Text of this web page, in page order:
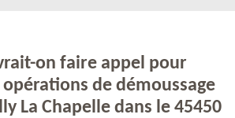
on faire appel pour
de démoussage
La Chapelle dans le 45450